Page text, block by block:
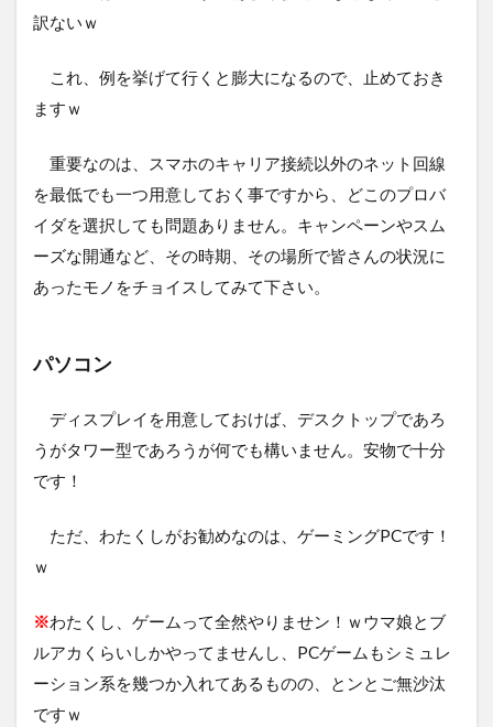
訳ないｗ
これ、例を挙げて行くと膨大になるので、止めておき
ますｗ
重要なのは、スマホのキャリア接続以外のネット回線
を最低でも一つ用意しておく事ですから、どこのプロバ
イダを選択しても問題ありません。キャンペーンやスム
ーズな開通など、その時期、その場所で皆さんの状況に
あったモノをチョイスしてみて下さい。
パソコン
ディスプレイを用意しておけば、デスクトップであろ
うがタワー型であろうが何でも構いません。安物で十分
です！
ただ、わたくしがお勧めなのは、ゲーミングPCです！
ｗ
※わたくし、ゲームって全然やりませン！ｗウマ娘とブ
ルアカくらいしかやってませんし、PCゲームもシミュレ
ーション系を幾つか入れてあるものの、とンとご無沙汰
ですｗ